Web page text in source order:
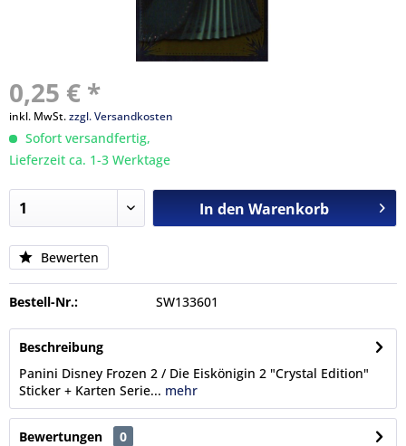
0,25 € *
inkl. MwSt.zzgl. Versandkosten
Sofort versandfertig,
Lieferzeit ca. 1-3 Werktage
In den Warenkorb
Bewerten
Bestell-Nr.: SW133601
Beschreibung
Panini Disney Frozen 2 / Die Eiskönigin 2 "Crystal Edition"
Sticker + Karten Serie... mehr
Bewertungen
0